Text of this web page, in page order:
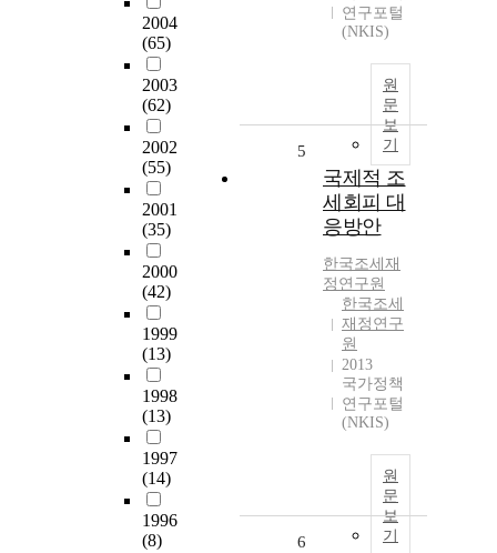
2004
(65)
2003
(62)
2002
(55)
2001
(35)
2000
(42)
1999
(13)
1998
(13)
1997
(14)
1996
(8)
연구포털
(NKIS)
원
문
보
기
5
국제적 조
세회피 대
응방안
한국조세재
정연구원
한국조세
재정연구
원
2013
국가정책
연구포털
(NKIS)
원
문
보
기
6